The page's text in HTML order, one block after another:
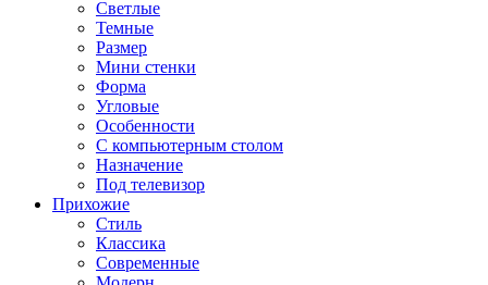
Светлые
Темные
Размер
Мини стенки
Форма
Угловые
Особенности
С компьютерным столом
Назначение
Под телевизор
Прихожие
Стиль
Классика
Современные